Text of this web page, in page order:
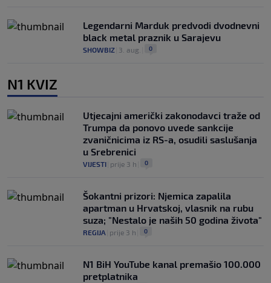
Legendarni Marduk predvodi dvodnevni
black metal praznik u Sarajevu
SHOWBIZ 3. aug. 0
N1 KVIZ
Utjecajni američki zakonodavci traže od
Trumpa da ponovo uvede sankcije
zvaničnicima iz RS-a, osudili saslušanja
u Srebrenici
VIJESTI prije 3 h 0
Šokantni prizori: Njemica zapalila
apartman u Hrvatskoj, vlasnik na rubu
suza; "Nestalo je naših 50 godina života"
REGIJA prije 3 h 0
N1 BiH YouTube kanal premašio 100.000
pretplatnika